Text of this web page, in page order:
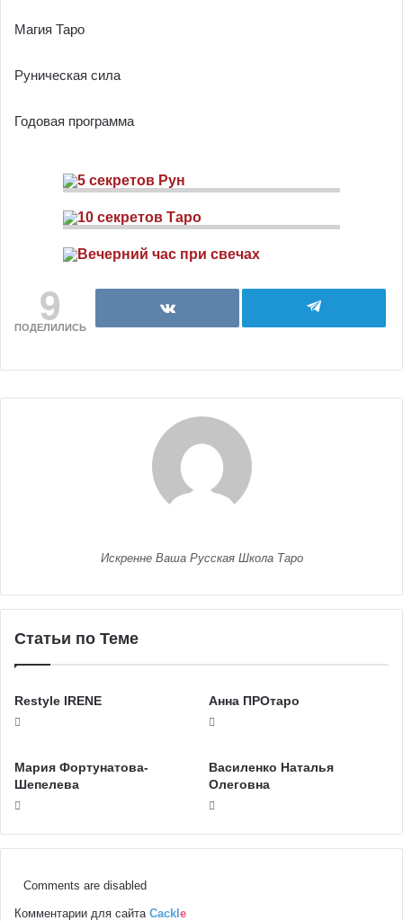
Магия Таро
Руническая сила
Годовая программа
9
ПОДЕЛИЛИСЬ
Искренне Ваша Русская Школа Таро
Статьи по Теме
Restyle IRENE Анна ПРОтаро
Мария Фортунатова-
Шепелева
Василенко Наталья
Олеговна
Comments are disabled
Комментарии для сайта Cackl e